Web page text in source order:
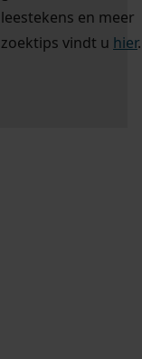
leestekens en meer
zoektips vindt u hier.